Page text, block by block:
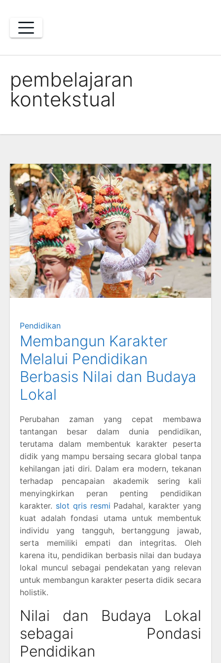
content
pembelajaran
kontekstual
Pendidikan
Membangun Karakter
Melalui Pendidikan
Berbasis Nilai dan Budaya
Lokal
Perubahan zaman yang cepat membawa
tantangan besar dalam dunia pendidikan,
terutama dalam membentuk karakter peserta
didik yang mampu bersaing secara global tanpa
kehilangan jati diri. Dalam era modern, tekanan
terhadap pencapaian akademik sering kali
menyingkirkan peran penting pendidikan
karakter. slot qris resmi Padahal, karakter yang
kuat adalah fondasi utama untuk membentuk
individu yang tangguh, bertanggung jawab,
serta memiliki empati dan integritas. Oleh
karena itu, pendidikan berbasis nilai dan budaya
lokal muncul sebagai pendekatan yang relevan
untuk membangun karakter peserta didik secara
holistik.
Nilai dan Budaya Lokal
sebagai Pondasi
Pendidikan